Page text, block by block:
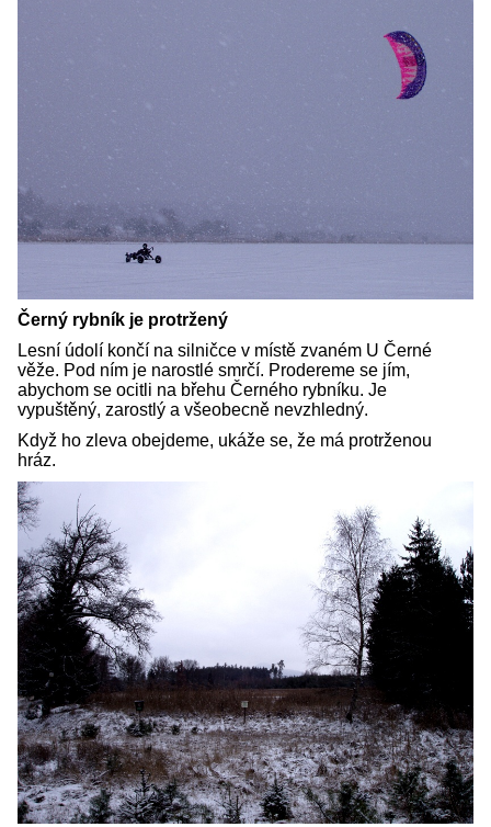
Černý rybník je protržený
Lesní údolí končí na silničce v místě zvaném U Černé
věže. Pod ním je narostlé smrčí. Prodereme se jím,
abychom se ocitli na břehu Černého rybníku. Je
vypuštěný, zarostlý a všeobecně nevzhledný.
Když ho zleva obejdeme, ukáže se, že má protrženou
hráz.